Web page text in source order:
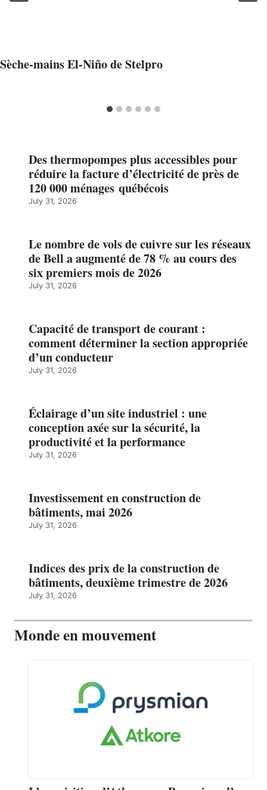
Sèche-mains El-Niño de Stelpro
Des thermopompes plus accessibles pour
réduire la facture d’électricité de près de
120 000 ménages québécois
July 31, 2026
Le nombre de vols de cuivre sur les réseaux
de Bell a augmenté de 78 % au cours des
six premiers mois de 2026
July 31, 2026
Capacité de transport de courant :
comment déterminer la section appropriée
d’un conducteur
July 31, 2026
Éclairage d’un site industriel : une
conception axée sur la sécurité, la
productivité et la performance
July 31, 2026
Investissement en construction de
bâtiments, mai 2026
July 31, 2026
Indices des prix de la construction de
bâtiments, deuxième trimestre de 2026
July 31, 2026
Monde en mouvement